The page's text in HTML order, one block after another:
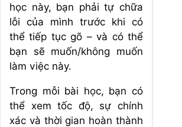
học này, bạn phải tự chữa
lỗi của mình trước khi có
thể tiếp tục gõ – và có thể
bạn sẽ muốn/không muốn
làm việc này.
Trong mỗi bài học, bạn có
thể xem tốc độ, sự chính
xác và thời gian hoàn thành